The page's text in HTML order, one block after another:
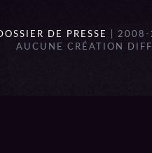
DOSSIER DE PRESSE | 2008-
AUCUNE CRÉATION